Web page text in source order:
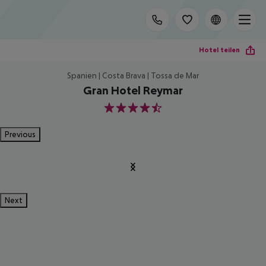
Hotel teilen
Spanien | Costa Brava | Tossa de Mar
Gran Hotel Reymar
4.5
Previous
Next